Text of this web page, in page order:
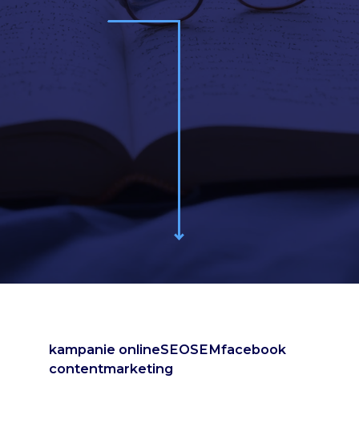
kampanie onlineSEOSEMfacebook
contentmarketing